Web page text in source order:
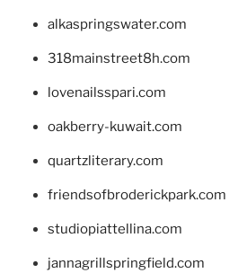
alkaspringswater.com
318mainstreet8h.com
lovenailsspari.com
oakberry-kuwait.com
quartzliterary.com
friendsofbroderickpark.com
studiopiattellina.com
jannagrillspringfield.com